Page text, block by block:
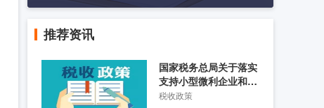
推荐资讯
国家税务总局关于落实
支持小型微利企业和个
体工商户发展所得税优
税收政策